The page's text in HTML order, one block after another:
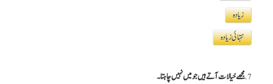
زیادہ
نتہائی زیادہ
7.مجھے خیالات آتے ہیں جو میں نہیں چاہتا۔